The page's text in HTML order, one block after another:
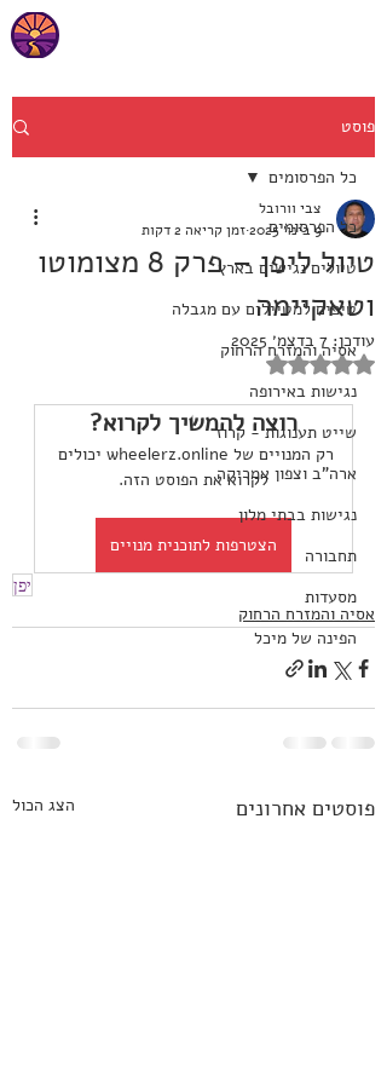
פוסט
כל הפרסומים
טיולים נגישים בארץ
טיפים למטיילים עם מגבלה
אסיה והמזרח הרחוק
נגישות באירופה
שייט תענוגות - קרוז
ארה"ב וצפון אמריקה
נגישות בבתי מלון
תחבורה
מסעדות
הפינה של מיכל
כל הפרסומים
טיול ליפן – פרק 8 מצומוטו
וטאקיימה
צבי וורובל
9 בינו׳ 2025
זמן קריאה 2 דקות
עודכן: 7 בדצמ׳ 2025
דירוג של NaN מתוך 5 כוכבים
רוצה להמשיך לקרוא?
רק המנויים של wheelerz.online יכולים
לקרוא את הפוסט הזה.
הצטרפות לתוכנית מנויים
יפן
אסיה והמזרח הרחוק
פוסטים אחרונים הצג הכול